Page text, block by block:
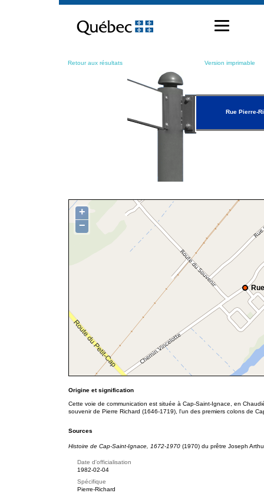
contenu
Retour aux résultats Version imprimable
Rue Pierre-
+
−
Origine et signification
Cette voie de communication est située à Cap-Saint-Ignace, en
souvenir de Pierre Richard (1646-1719), l'un des premiers colons de
Sources
Histoire de Cap-Saint-Ignace, 1672-1970 (1970) du prêtre Joseph
Date d'officialisation
1982-02-04
Spécifique
Pierre-Richard